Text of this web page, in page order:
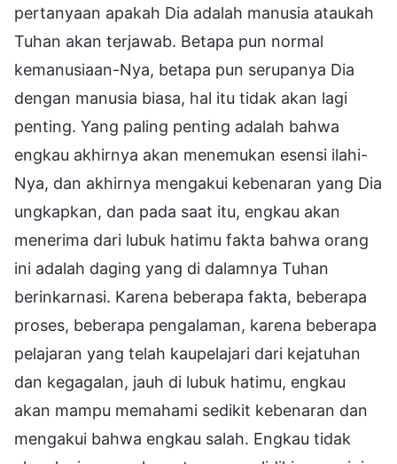
pertanyaan apakah Dia adalah manusia ataukah
Tuhan akan terjawab. Betapa pun normal
kemanusiaan-Nya, betapa pun serupanya Dia
dengan manusia biasa, hal itu tidak akan lagi
penting. Yang paling penting adalah bahwa
engkau akhirnya akan menemukan esensi ilahi-
Nya, dan akhirnya mengakui kebenaran yang Dia
ungkapkan, dan pada saat itu, engkau akan
menerima dari lubuk hatimu fakta bahwa orang
ini adalah daging yang di dalamnya Tuhan
berinkarnasi. Karena beberapa fakta, beberapa
proses, beberapa pengalaman, karena beberapa
pelajaran yang telah kaupelajari dari kejatuhan
dan kegagalan, jauh di lubuk hatimu, engkau
akan mampu memahami sedikit kebenaran dan
mengakui bahwa engkau salah. Engkau tidak